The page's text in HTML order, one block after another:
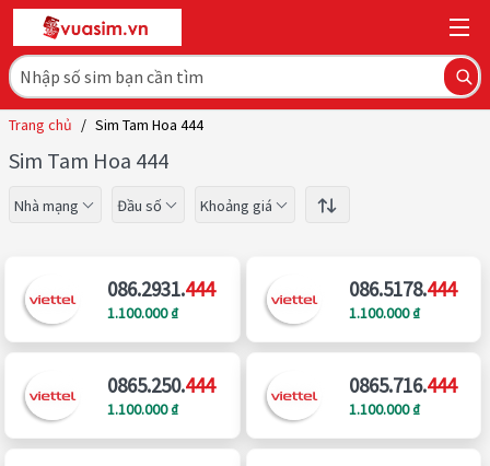
Trang chủ / Sim Tam Hoa 444
Sim Tam Hoa 444
Nhà mạng Đầu số Khoảng giá
086.2931.444
1.100.000 ₫
086.5178.444
1.100.000 ₫
0865.250.444
1.100.000 ₫
0865.716.444
1.100.000 ₫